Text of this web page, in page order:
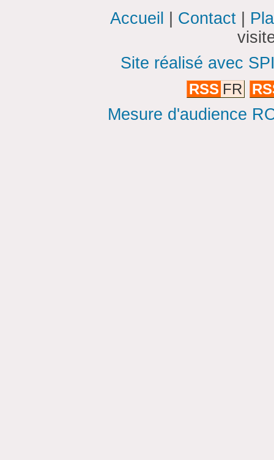
Accueil Contact
Site réalisé avec
RSS FR
Mesure d'audience